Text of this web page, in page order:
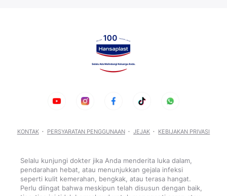
KONTAK PERSYARATAN PENGGUNAAN JEJAK KEBIJAKAN PRIVASI
Selalu kunjungi dokter jika Anda menderita luka dalam,
pendarahan hebat, atau menunjukkan gejala infeksi
seperti kulit kemerahan, bengkak, atau terasa hangat.
Perlu diingat bahwa meskipun telah disusun dengan baik,